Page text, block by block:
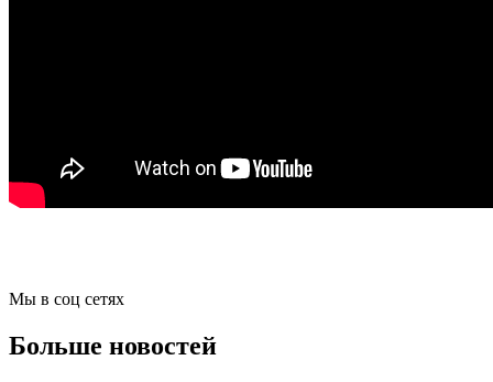
Мы в соц сетях
Больше новостей